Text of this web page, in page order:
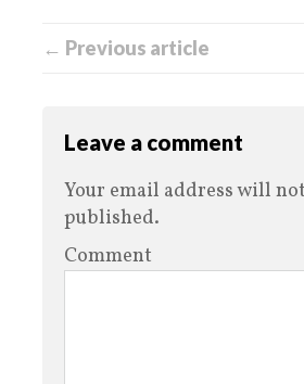
← Previous article
Leave a comment
Your email address will
published.
Comment